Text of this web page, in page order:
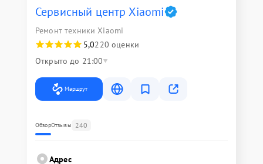
Сервисный центр Xiaomi
Ремонт техники Xiaomi
5,0220 оценки
Открыто до 21:00
Маршрут
ОбзорОтзывы 240
Адрес